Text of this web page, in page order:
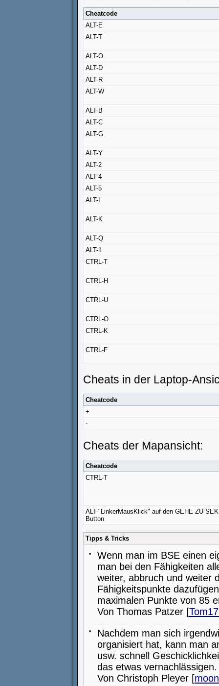
Cheatcode
ALT-E
ALT-T
ALT-O
ALT-D
ALT-R
ALT-W
ALT-B
ALT-C
ALT-G
ALT-Y
ALT-2
ALT-4
ALT-5
ALT-I
ALT-K
ALT-Q
ALT-1
CTRL-T
CTRL-H
CTRL-U
CTRL-O
CTRL-K
CTRL-F
Cheats in der Laptop-
Cheatcode
+
-
Cheats der Mapansicht:
Cheatcode
CTRL-T
ALT-"LinkerMausKlick" auf den GEHE ZU
Button
Tipps & Tricks
•
Wenn man im BSE einen
man bei den Fähigkeiten
weiter, abbruch und weiter
Fähigkeitspunkte
maximalen Punkte von 85
Von Thomas Patzer [
•
Nachdem man sich
organisiert hat, kann man
usw. schnell
das etwas vernachlässigen.
Von Christoph Pleyer [